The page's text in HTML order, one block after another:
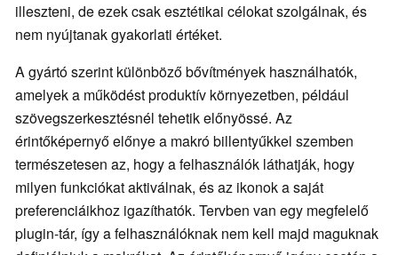
illeszteni, de ezek csak esztétikai célokat szolgálnak, és
nem nyújtanak gyakorlati értéket.
A gyártó szerint különböző bővítmények használhatók,
amelyek a működést produktív környezetben, például
szövegszerkesztésnél tehetik előnyössé. Az
érintőképernyő előnye a makró billentyűkkel szemben
természetesen az, hogy a felhasználók láthatják, hogy
milyen funkciókat aktiválnak, és az ikonok a saját
preferenciáikhoz igazíthatók. Tervben van egy megfelelő
plugin-tár, így a felhasználóknak nem kell majd maguknak